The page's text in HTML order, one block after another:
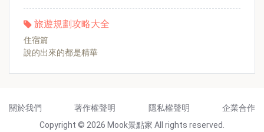
旅遊規劃攻略大全
住宿篇
說的出來的都是精華
關於我們 著作權聲明 隱私權聲明
企業合作
Copyright © 2026 Mook景點家 All rights reserved.